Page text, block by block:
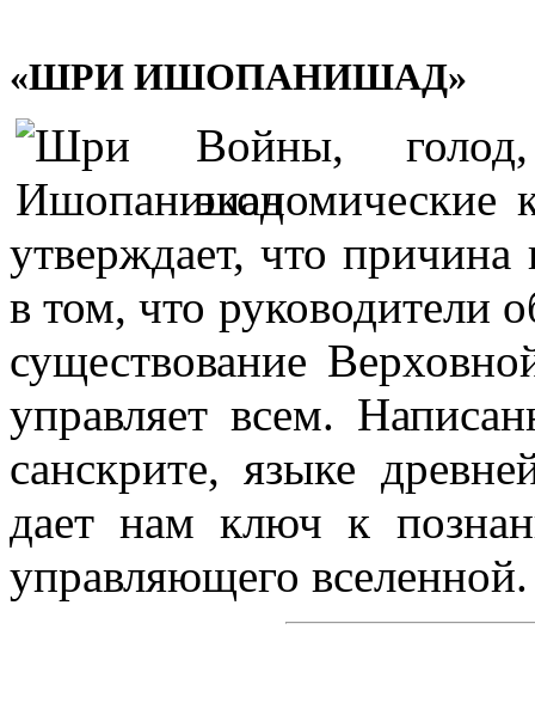
«ШРИ ИШОПАНИШАД»
Войны,
утверждает, что причина
в том, что руководители
существование
управляет всем.
санскрите, языке
дает нам ключ к
управляющего вселенной.